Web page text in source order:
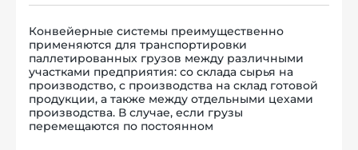
Конвейерные системы преимущественно
применяются для транспортировки
паллетированных грузов между различными
участками предприятия: со склада сырья на
производство, с производства на склад готовой
продукции, а также между отдельными цехами
производства. В случае, если грузы
перемещаются по постоянном